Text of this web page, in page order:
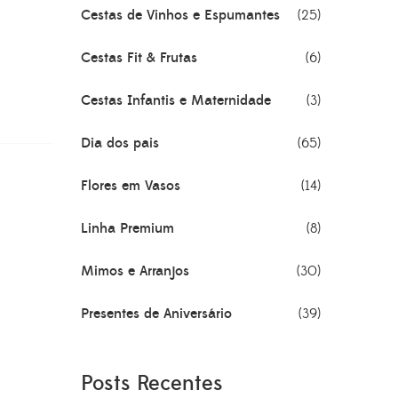
Cestas de Vinhos e Espumantes (25)
Cestas Fit & Frutas (6)
Cestas Infantis e Maternidade (3)
Dia dos pais (65)
Flores em Vasos (14)
Linha Premium (8)
Mimos e Arranjos (30)
Presentes de Aniversário (39)
Posts Recentes